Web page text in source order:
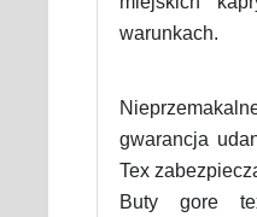
warunkach.
gwarancja
Tex
Buty gore